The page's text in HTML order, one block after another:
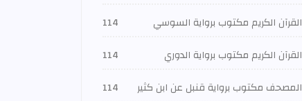
القرآن الكريم مكتوب برواية السوسي
114
القرآن الكريم مكتوب برواية الدوري
114
المصحف مكتوب برواية قنبل عن ابن كثير
114